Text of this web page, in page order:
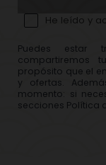
Puedes estar
compartiremos
propósito que el
y ofertas.
momento: si
secciones Política
He leído y